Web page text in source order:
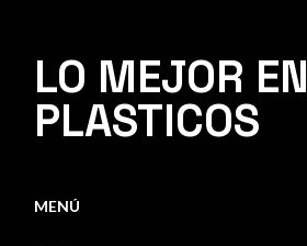
LO MEJOR EN
PLASTICOS
MENÚ